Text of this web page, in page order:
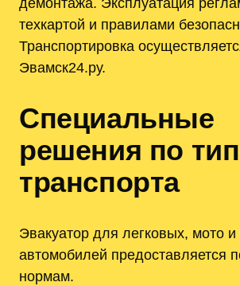
техкартой и правилами
Транспортировка
Эвамск24.ру.
Специальные
решения по
транспорта
Эвакуатор для легковых, мото и
автомобилей предоставляется
нормам.